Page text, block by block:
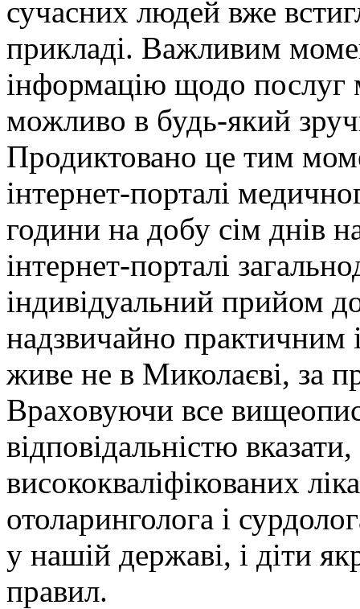
сучасних людей вже
прикладі. Важливим
інформацію щодо послуг
можливо в будь-який
Продиктовано це тим
інтернет-порталі
години на добу сім днів
інтернет-порталі
індивідуальний прийом
надзвичайно практичним
живе не в Миколаєві, за
Враховуючи все
відповідальністю
висококваліфікованих
отоларинголога і
у нашій державі, і діти
правил.